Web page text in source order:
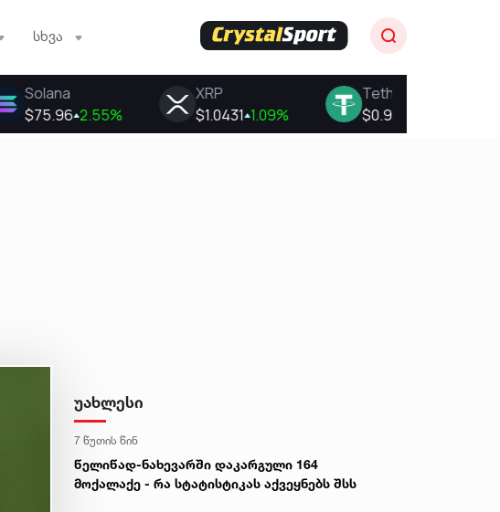
სხვა
უახლესი
7 წუთის წინ
წელიწად-ნახევარში დაკარგული 164
მოქალაქე - რა სტატისტიკას აქვეყნებს შსს